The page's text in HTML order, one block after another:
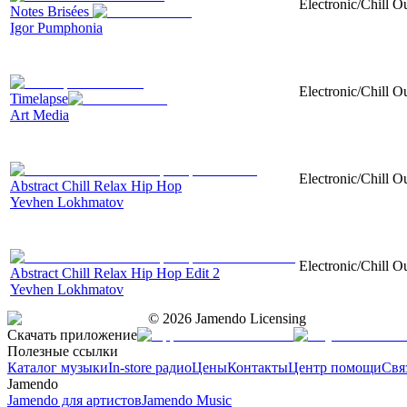
Notes Brisées
Igor Pumphonia
Electronic/Chill
Timelapse
Art Media
Electronic/Chill
Abstract Chill Relax Hip Hop
Yevhen Lokhmatov
Electronic/Chill
Abstract Chill Relax Hip Hop Edit 2
Yevhen Lokhmatov
Electronic/Chill
© 2026 Jamendo Licensing
Скачать приложение
Полезные ссылки
Каталог музыкиIn-store радиоЦеныКонтактыЦентр помощи
Jamendo
Jamendo для артистовJamendo Music